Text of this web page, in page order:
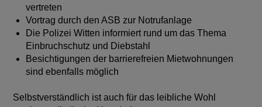
vertreten
Vortrag durch den ASB zur Notrufanlage
Die Polizei Witten informiert rund um das Thema
Einbruchschutz und Diebstahl
Besichtigungen der barrierefreien Mietwohnungen
sind ebenfalls möglich
Selbstverständlich ist auch für das leibliche Wohl